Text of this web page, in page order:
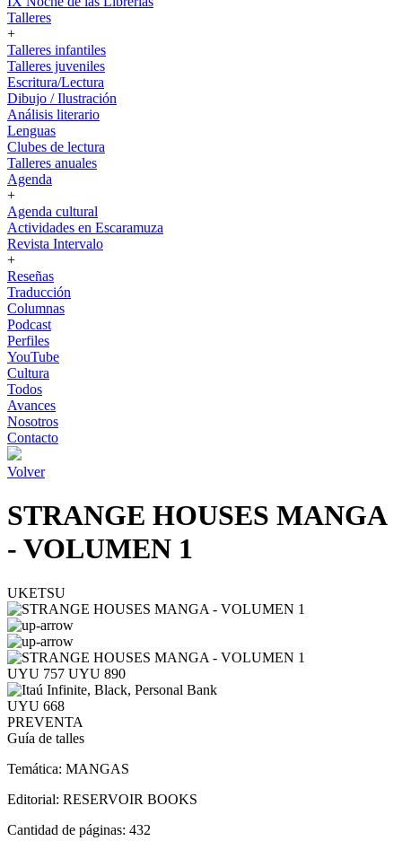
Talleres
+
Talleres infantiles
Talleres juveniles
Escritura/Lectura
Dibujo / Ilustración
Análisis literario
Lenguas
Clubes de lectura
Talleres anuales
Agenda
+
Agenda cultural
Actividades en Escaramuza
Revista Intervalo
+
Reseñas
Traducción
Columnas
Podcast
Perfiles
YouTube
Cultura
Todos
Avances
Nosotros
Contacto
Volver
STRANGE HOUSES MANGA
- VOLUMEN 1
UKETSU
UYU 757 UYU 890
UYU 668
PREVENTA
Guía de talles
Temática: MANGAS
Editorial: RESERVOIR BOOKS
Cantidad de páginas: 432